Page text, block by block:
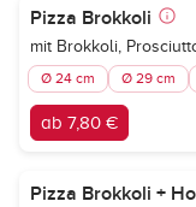
Pizza Brokkoli
mit Brokkoli,
Ø 24 cm Ø 29 cm
ab 7,80 €
Pizza Brokkoli +